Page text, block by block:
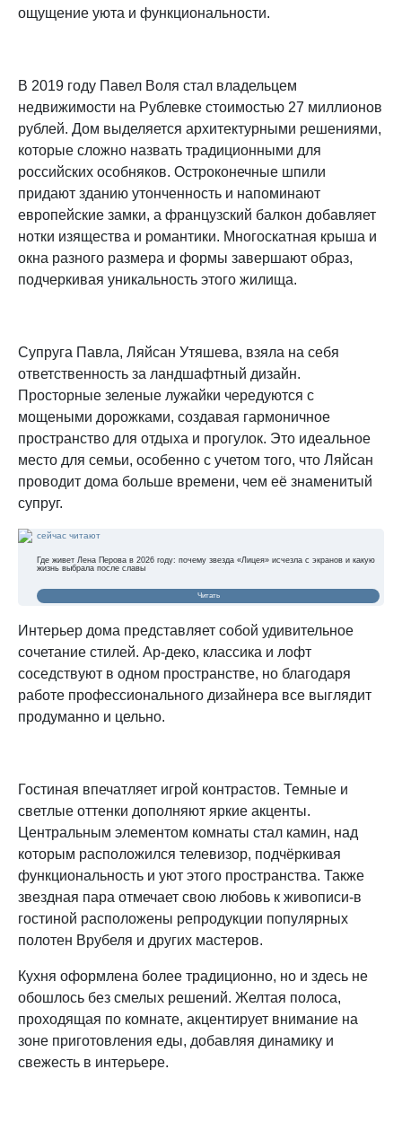
ощущение уюта и функциональности.
В 2019 году Павел Воля стал владельцем
недвижимости на Рублевке стоимостью 27 миллионов
рублей. Дом выделяется архитектурными решениями,
которые сложно назвать традиционными для
российских особняков. Остроконечные шпили
придают зданию утонченность и напоминают
европейские замки, а французский балкон добавляет
нотки изящества и романтики. Многоскатная крыша и
окна разного размера и формы завершают образ,
подчеркивая уникальность этого жилища.
Супруга Павла, Ляйсан Утяшева, взяла на себя
ответственность за ландшафтный дизайн.
Просторные зеленые лужайки чередуются с
мощеными дорожками, создавая гармоничное
пространство для отдыха и прогулок. Это идеальное
место для семьи, особенно с учетом того, что Ляйсан
проводит дома больше времени, чем её знаменитый
супруг.
сейчас читают
Где живет Лена Перова в 2026 году: почему звезда «Лицея» исчезла с экранов и какую
жизнь выбрала после славы
Читать
Интерьер дома представляет собой удивительное
сочетание стилей. Ар-деко, классика и лофт
соседствуют в одном пространстве, но благодаря
работе профессионального дизайнера все выглядит
продуманно и цельно.
Гостиная впечатляет игрой контрастов. Темные и
светлые оттенки дополняют яркие акценты.
Центральным элементом комнаты стал камин, над
которым расположился телевизор, подчёркивая
функциональность и уют этого пространства. Также
звездная пара отмечает свою любовь к живописи-в
гостиной расположены репродукции популярных
полотен Врубеля и других мастеров.
Кухня оформлена более традиционно, но и здесь не
обошлось без смелых решений. Желтая полоса,
проходящая по комнате, акцентирует внимание на
зоне приготовления еды, добавляя динамику и
свежесть в интерьере.